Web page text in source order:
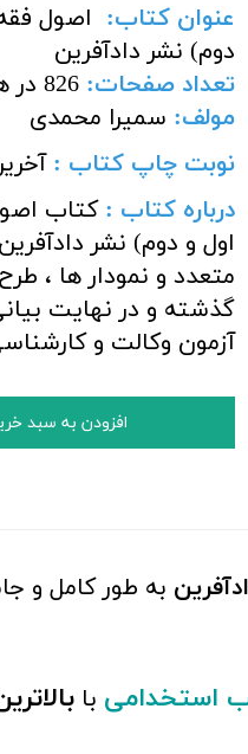
عنوان کتاب: اصول
دوم) نشر دادآفرین
تعداد صفحات: 826 در هر دو جلد
مولف: سمیرا محمدی
نوبت چاپ کتاب :
درباره کتاب :کتاب
اول و دوم) نشر
متعدد و نمودار ها ،
گذشته و در نهایت
آزمون وکالت و
افزودن به سبد
به طور کامل و
استخدامی با